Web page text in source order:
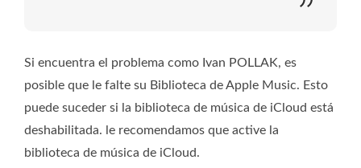
Si encuentra el problema como Ivan POLLAK, es
posible que le falte su Biblioteca de Apple Music. Esto
puede suceder si la biblioteca de música de iCloud está
deshabilitada. le recomendamos que active la
biblioteca de música de iCloud.